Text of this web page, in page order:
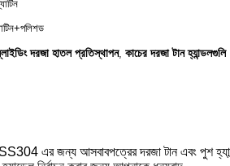
দরজা হাতল প্রতিস্থাপন, কাচের দরজা টান হ্যান্ডলগুলি
এর জন্য আসবাবপত্রের দরজা টান এবং পুশ